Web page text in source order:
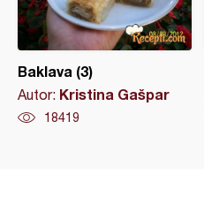
Baklava (3)
Autor: Kristina Gašpar
18419